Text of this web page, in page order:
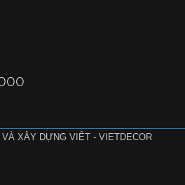
XÂY DỰNG VIÊT - VIETDECOR